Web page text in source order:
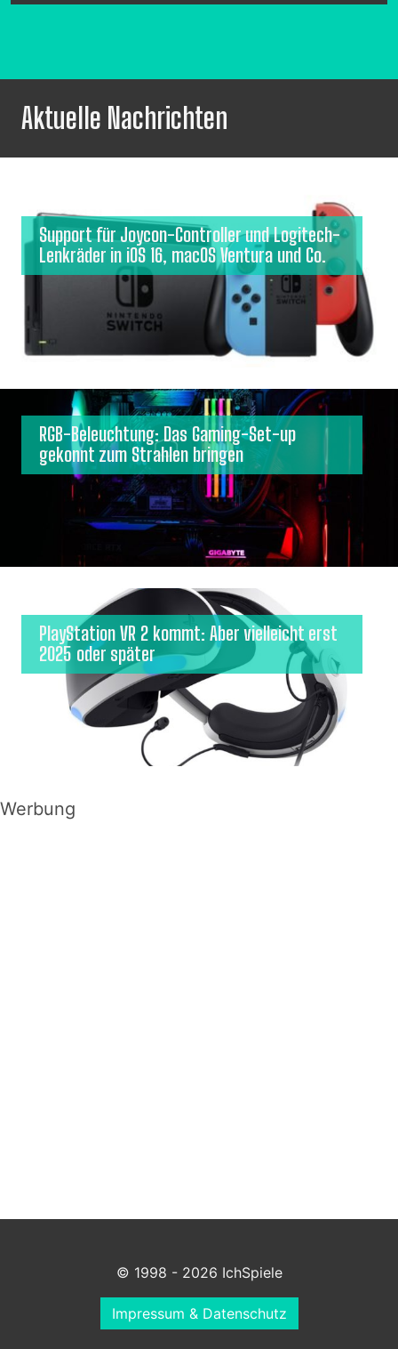
Aktuelle Nachrichten
Support für Joycon-Controller und Logitech-
Lenkräder in iOS 16, macOS Ventura und Co.
RGB-Beleuchtung: Das Gaming-Set-up
gekonnt zum Strahlen bringen
PlayStation VR 2 kommt: Aber vielleicht erst
2025 oder später
Werbung
© 1998 - 2026 IchSpiele
Impressum & Datenschutz